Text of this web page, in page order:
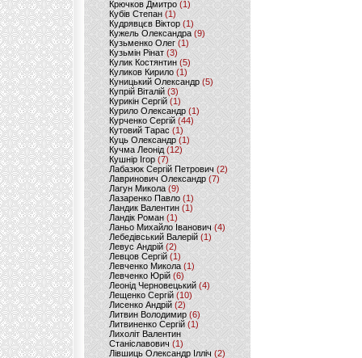
Крючков Дмитро(1)
Кубів Степан(1)
Кудрявцєв Віктор (1)
Кужель Олександра (9)
Кузьменко Олег (1)
Кузьмін Рінат(3)
Кулик Костянтин(5)
Куликов Кирило (1)
Куницький Олександр (5)
Купрій Віталій (3)
Курикін Сергій(1)
Курило Олександр (1)
Курченко Сергій (44)
Кутовий Тарас (1)
Куць Олександр (1)
Кучма Леонід (12)
Кушнір Ігор(7)
Лабазюк Сергій Петрович (2)
Лавринович Олександр(7)
Лагун Микола(9)
Лазаренко Павло (1)
Ландик Валентин (1)
Ландік Роман (1)
Ланьо Михайло Іванович(4)
Лебедівський Валерій(1)
Левус Андрій(2)
Левцов Сергій (1)
Левченко Микола (1)
Левченко Юрій (6)
Леонід Черновецький (4)
Лещенко Сергій (10)
Лисенко Андрій (2)
Литвин Володимир (6)
Литвиненко Сергій (1)
Лихоліт Валентин
Станіславович (1)
Лівшиць Олександр Ілліч (2)